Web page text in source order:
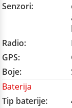
Senzori:
Radio:
GPS:
Boje:
Baterija
Tip baterije: